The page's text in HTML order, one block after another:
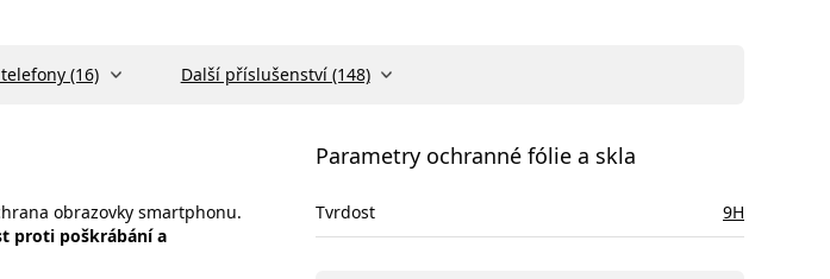
(16) Další příslušenství (148)
obrazovky smartphonu.
proti poškrábání a
Parametry ochranné fólie a skla
Tvrdost 9H